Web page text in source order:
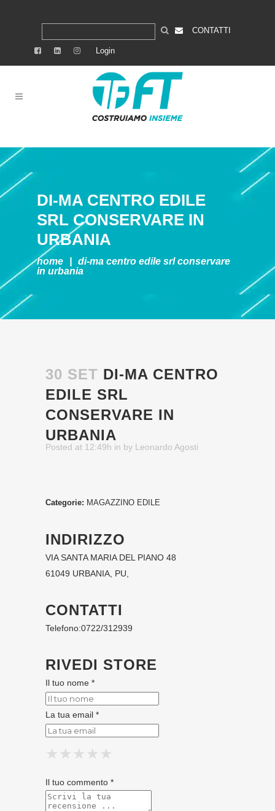
CONTATTI
Login
DI-MA CENTRO EDILE
SRL CONSERVARE IN
URBANIA
home di-ma centro edile srlconservare
in urbania
30 SET DI-MA CENTRO
EDILE SRL
CONSERVARE IN
URBANIA
Posted at 12:49h in by Leonardo Agosti
Categorie: MAGAZZINO EDILE
INDIRIZZO
VIA SANTA MARIA DEL PIANO 48
61049 URBANIA, PU,
CONTATTI
Telefono:0722/312939
RIVEDI STORE
Il tuo nome *
La tua email *
★
★ ★
★ ★ ★
★ ★ ★ ★
★ ★ ★ ★ ★
Il tuo commento *